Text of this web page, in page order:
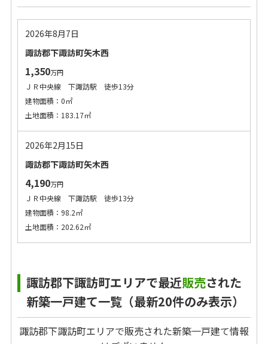
2026年8月7日
諏訪郡下諏訪町矢木西
1,350万円
ＪＲ中央線 下諏訪駅 徒歩13分
建物面積：0㎡
土地面積：183.17㎡
2026年2月15日
諏訪郡下諏訪町矢木西
4,190万円
ＪＲ中央線 下諏訪駅 徒歩13分
建物面積：98.2㎡
土地面積：202.62㎡
諏訪郡下諏訪町エリアで最近販売された
新築一戸建て一覧（最新20件のみ表示）
諏訪郡下諏訪町エリアで販売された新築一戸建て情報